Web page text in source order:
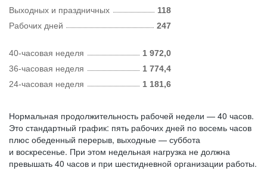
Рабочих дней 247
Выходных и праздничных 118
40-часовая неделя
1 972,0
36-часовая неделя
1 774,4
24-часовая неделя
1 181,6
Нормальная продолжительность рабочей недели — 40 часов.
Это стандартный график: пять рабочих дней по восемь часов
плюс обеденный перерыв, выходные — суббота
и воскресенье. При этом недельная нагрузка не должна
превышать 40 часов и при шестидневной организации работы.